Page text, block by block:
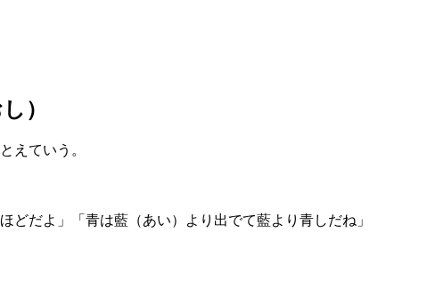
）
えていう。
どだよ」「青は藍（あい）より出でて藍より青しだね」